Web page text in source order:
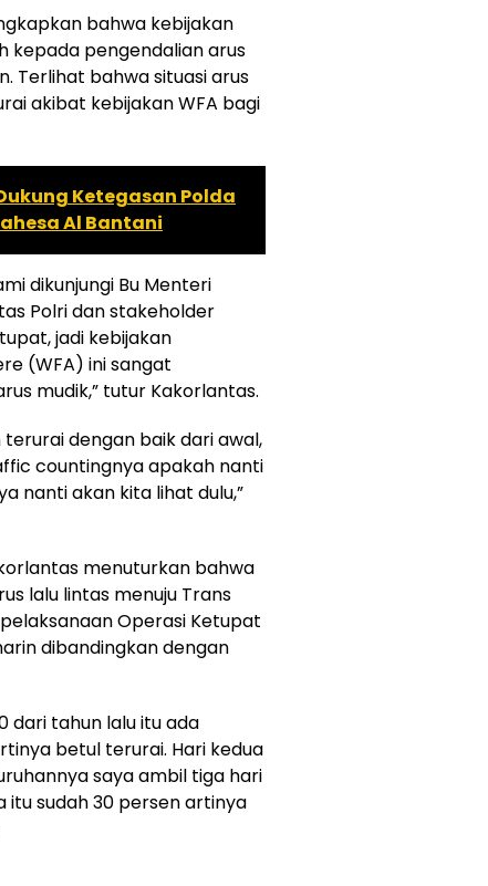
bahwa kebijakan
kepada pengendalian arus
Terlihat bahwa situasi arus
akibat kebijakan WFA bagi
Ketegasan Polda
Al Bantani
dikunjungi Bu Menteri
Polri dan stakeholder
jadi kebijakan
(WFA) ini sangat
mudik,” tutur Kakorlantas.
dengan baik dari awal,
countingnya apakah nanti
nanti akan kita lihat dulu,”
menuturkan bahwa
lalu lintas menuju Trans
Operasi Ketupat
dibandingkan dengan
dari tahun lalu itu ada
betul terurai. Hari kedua
saya ambil tiga hari
itu sudah 30 persen artinya